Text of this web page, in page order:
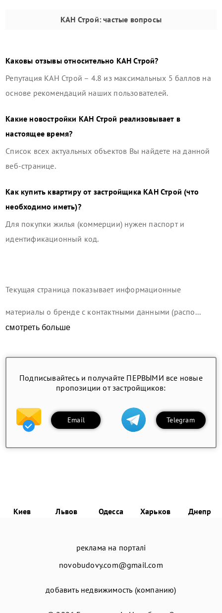
КАН Строй: частые вопросы
Каковы отзывы относительно КАН Строй?
Репутация КАН Строй – 4.8 из максимальных 5 баллов на
основе рекомендаций наших пользователей.
Какие новостройки КАН Строй реализовывает в
настоящее время?
Список всех актуальных объектов Вы найдете на данной
веб-странице.
Как купить квартиру от застройщика КАН Строй (что
необходимо иметь)?
Для покупки жилья (коммерции) нужен паспорт и
идентификационный код.
Текущая страница показывает информационные
материалы о бренде с контактными данными (распо...
смотреть больше
Подписывайтесь и получайте ПЕРВЫМИ все новые
пропозиции от застройщиков:
Email Telegram
Киев Львов Одесса Харьков Днепр
реклама на порталі
novobudovy.com@gmail.com
добавить недвижимость (компанию)